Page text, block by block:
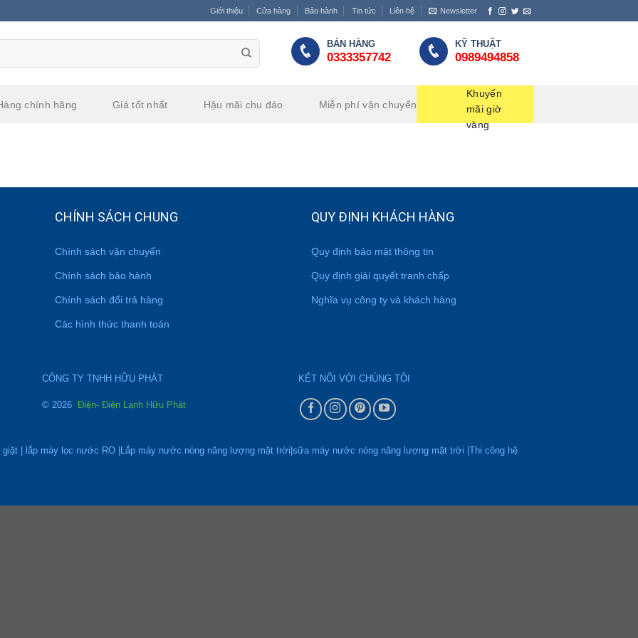
Giới thiệu Cửa hàng Bảo hành Tin tức Liên hệ Newsletter
BÁN HÀNG
0333357742
KỸ THUẬT
0989494858
chính hãng Giá tốt nhất Hậu mãi chu đáo Miễn phí vận chuyển
Khuyến
mãi giờ
vàng
CHÍNH SÁCH CHUNG
Chính sách vận chuyển
Chính sách bảo hành
Chính sách đổi trả hàng
Các hình thức thanh toán
QUY ĐỊNH KHÁCH HÀNG
Quy định bảo mật thông tin
Quy định giải quyết tranh chấp
Nghĩa vụ công ty và khách hàng
CÔNG TY TNHH HỮU PHÁT
© 2026 Điện- Điện Lạnh Hữu Phát
KẾT NỐI VỚI CHÚNG TÔI
giặt | lắp máy lọc nước RO |Lắp máy nước nóng năng lượng mặt trời|sữa máy nước nóng năng lượng mặt trời |Thi công hệ